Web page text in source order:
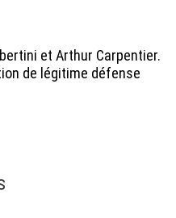
et Arthur Carpentier.
de légitime défense